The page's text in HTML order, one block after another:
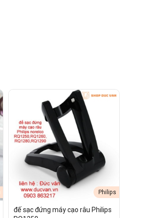
Philips
đế sạc đứng máy cạo râu Philips